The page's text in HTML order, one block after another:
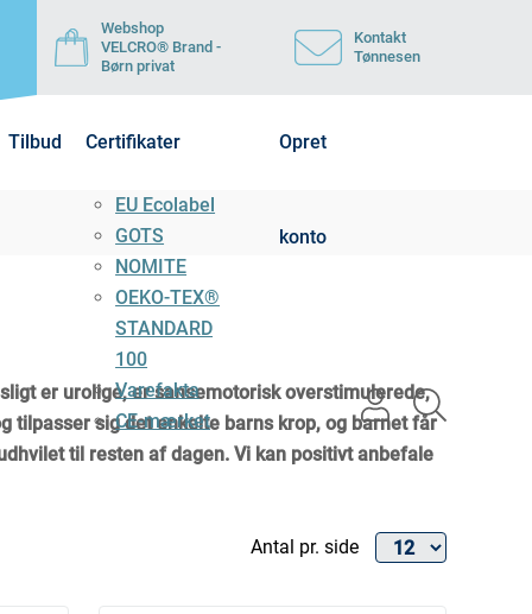
Webshop
VELCRO® Brand -
Børn privat
Kontakt
Tønnesen
Tilbud Certifikater
EU Ecolabel
GOTS
NOMITE
OEKO-TEX®
STANDARD
100
Varefakta
CE-mærket
Opret
konto
user
light
er urolige, er sansemotorisk overstimulerede,
tilpasser sig det enkelte barns krop, og barnet får
til resten af dagen. Vi kan positivt anbefale
Antal pr. side